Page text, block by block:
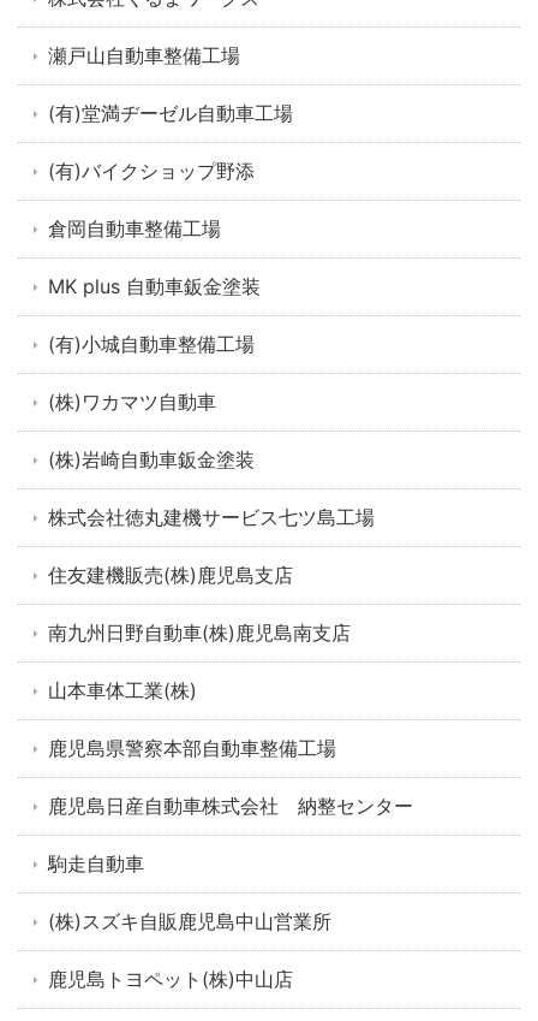
瀬戸山自動車整備工場
(有)堂満ヂーゼル自動車工場
(有)バイクショップ野添
倉岡自動車整備工場
MK plus 自動車鈑金塗装
(有)小城自動車整備工場
(株)ワカマツ自動車
(株)岩崎自動車鈑金塗装
株式会社徳丸建機サービス七ツ島工場
住友建機販売(株)鹿児島支店
南九州日野自動車(株)鹿児島南支店
山本車体工業(株)
鹿児島県警察本部自動車整備工場
鹿児島日産自動車株式会社 納整センター
駒走自動車
(株)スズキ自販鹿児島中山営業所
鹿児島トヨペット(株)中山店